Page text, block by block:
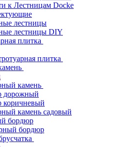
к Лестницам Docke
лестницы
лестницы DIY
плитка
плитка
камень
дорожный
коричневый
камень садовый
бордюр
бордюр